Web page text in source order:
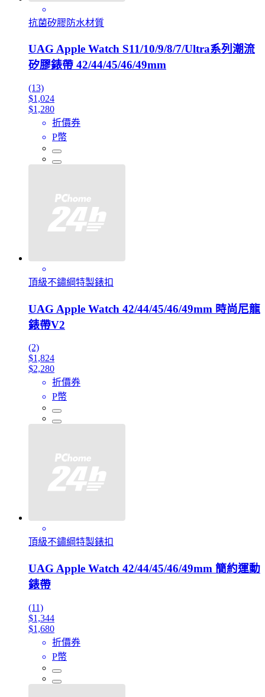
抗菌矽膠防水材質
UAG Apple Watch S11/10/9/8/7/Ultra系列潮流
矽膠錶帶 42/44/45/46/49mm
(13)
$1,024
$1,280
折價券
P幣
頂級不鏽綱特製錶扣
UAG Apple Watch 42/44/45/46/49mm 時尚尼龍
錶帶V2
(2)
$1,824
$2,280
折價券
P幣
頂級不鏽綱特製錶扣
UAG Apple Watch 42/44/45/46/49mm 簡約運動
錶帶
(11)
$1,344
$1,680
折價券
P幣